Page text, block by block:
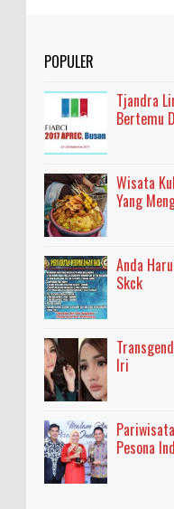
POPULER
Tjandra
Bertemu
Wisata
Yang
Anda
Skck
Iri
Pesona